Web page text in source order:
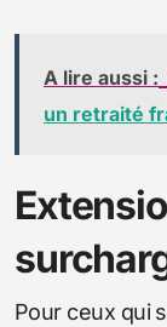
A lire aussi :
un retraité
Pour ceux qui